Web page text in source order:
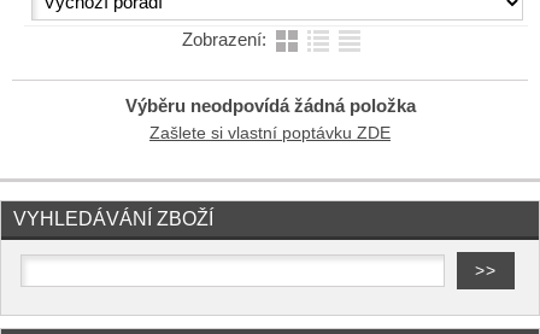
Zobrazení:
Výběru neodpovídá žádná položka
Zašlete si vlastní poptávku ZDE
VYHLEDÁVÁNÍ ZBOŽÍ